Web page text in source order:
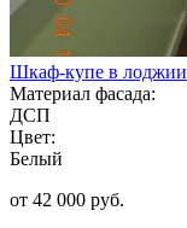
Шкаф-купе в лоджии
Материал фасада:
ДСП
Цвет:
Белый
от 42 000 руб.